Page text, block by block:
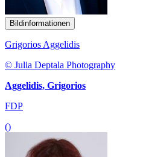
Bildinformationen
Grigorios Aggelidis
© Julia Deptala Photography
Aggelidis, Grigorios
FDP
()